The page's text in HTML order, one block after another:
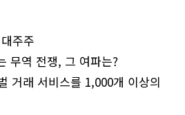
주주
무역 전쟁, 그 여파는?
거래 서비스를 1,000개 이상의